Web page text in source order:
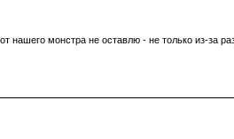
монстра не оставлю - не только из-за